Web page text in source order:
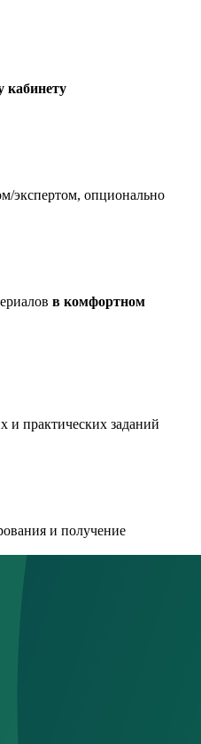
кабинету
экспертом, опционально
в комфортном
и практических заданий
и получение